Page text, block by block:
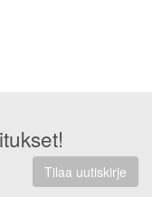
Tilaa uutiskirje